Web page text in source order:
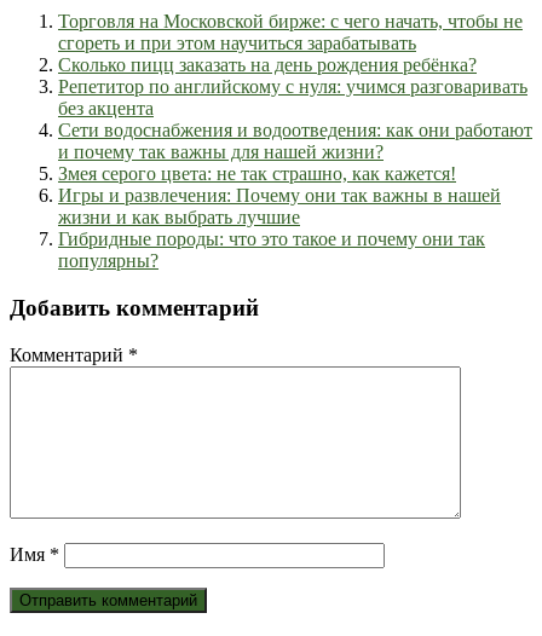
Торговля на Московской бирже: с чего начать, чтобы не
сгореть и при этом научиться зарабатывать
Сколько пицц заказать на день рождения ребёнка?
Репетитор по английскому с нуля: учимся разговаривать
без акцента
Сети водоснабжения и водоотведения: как они работают
и почему так важны для нашей жизни?
Змея серого цвета: не так страшно, как кажется!
Игры и развлечения: Почему они так важны в нашей
жизни и как выбрать лучшие
Гибридные породы: что это такое и почему они так
популярны?
Добавить комментарий
Комментарий *
Имя *